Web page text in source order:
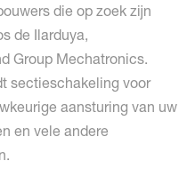
die op zoek zijn
de Ilarduya,
Group Mechatronics.
sectieschakeling voor
aansturing van uw
en vele andere